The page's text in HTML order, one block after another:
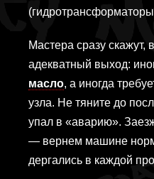
Мастера сразу скажут,
адекватный выход:
масло, а иногда
узла. Не тяните до
упал в «аварию».
— вернем машине
дергались в каждой